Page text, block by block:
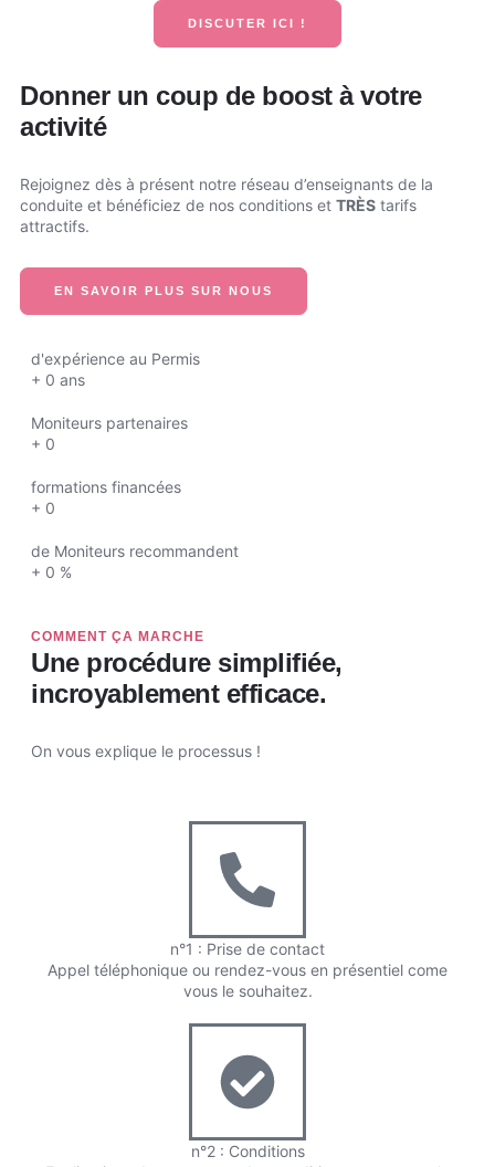
DISCUTER ICI !
Donner un coup de boost à votre
activité
Rejoignez dès à présent notre réseau d’enseignants de la
conduite et bénéficiez de nos conditions et TRÈS tarifs
attractifs.
EN SAVOIR PLUS SUR NOUS
d'expérience au Permis
+ 0 ans
Moniteurs partenaires
+ 0
formations financées
+ 0
de Moniteurs recommandent
+ 0 %
COMMENT ÇA MARCHE
Une procédure simplifiée,
incroyablement efficace.
On vous explique le processus !
n°1 : Prise de contact
Appel téléphonique ou rendez-vous en présentiel come
vous le souhaitez.
n°2 : Conditions